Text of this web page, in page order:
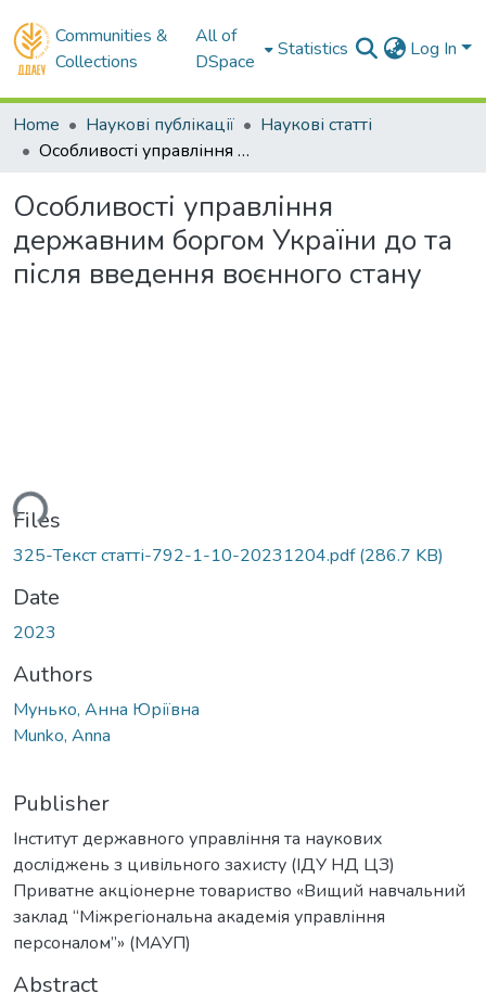
Communities &
Collections
All of
DSpace
Statistics Log In
Home Наукові публікації
Наукові статті
Особливості управління державним боргом України до та після введення воєнного стану
Особливості управління
державним боргом України до та
після введення воєнного стану
Files
325-Текст статті-792-1-10-20231204.pdf(286.7 KB)
Date
2023
Authors
Мунько, Анна Юріївна
Munko, Anna
Publisher
Інститут державного управління та наукових
досліджень з цивільного захисту (ІДУ НД ЦЗ)
Приватне акціонерне товариство «Вищий навчальний
заклад “Міжрегіональна академія управління
персоналом”» (МАУП)
Abstract